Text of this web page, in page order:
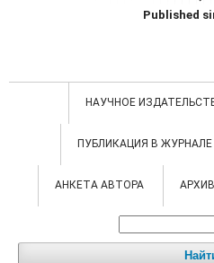
Published
НАУЧНОЕ
ПУБЛИКАЦИЯ В ЖУРНАЛЕ
АНКЕТА АВТОРА АРХИВ